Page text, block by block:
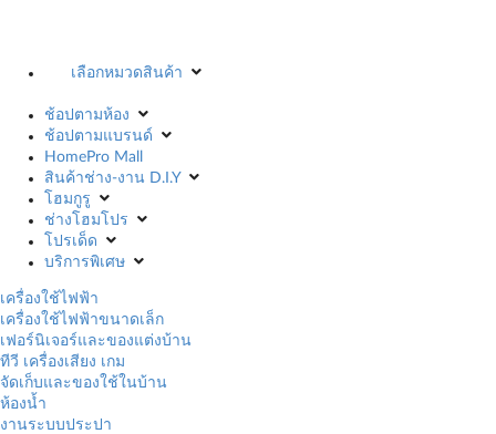
เลือกหมวดสินค้า
ช้อปตามห้อง
ช้อปตามแบรนด์
HomePro Mall
สินค้าช่าง-งาน D.I.Y
โฮมกูรู
ช่างโฮมโปร
โปรเด็ด
บริการพิเศษ
เครื่องใช้ไฟฟ้า
เครื่องใช้ไฟฟ้าขนาดเล็ก
เฟอร์นิเจอร์และของแต่งบ้าน
ทีวี เครื่องเสียง เกม
จัดเก็บและของใช้ในบ้าน
ห้องน้ำ
งานระบบประปา